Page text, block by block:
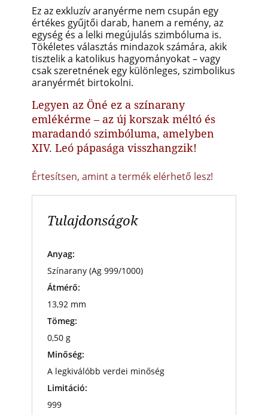
Ez az exkluzív aranyérme nem csupán egy
értékes gyűjtői darab, hanem a remény, az
egység és a lelki megújulás szimbóluma is.
Tökéletes választás mindazok számára, akik
tisztelik a katolikus hagyományokat – vagy
csak szeretnének egy különleges, szimbolikus
aranyérmét birtokolni.
Legyen az Öné ez a színarany
emlékérme – az új korszak méltó és
maradandó szimbóluma, amelyben
XIV. Leó pápasága visszhangzik!
Értesítsen, amint a termék elérhető lesz!
Tulajdonságok
Anyag:
Színarany (Ag 999/1000)
Átmérő:
13,92 mm
Tömeg:
0,50 g
Minőség:
A legkiválóbb verdei minőség
Limitáció:
999